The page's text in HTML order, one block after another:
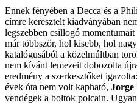
Ennek fényében a Decca és a
címre keresztelt kiadványában
legszebben csillogó
már többször, hol kisebb, hol
katalógusából a közelmúltban
nem kívánt lemezeit dobozolta
eredmény a szerkesztőket igazolta:
évek óta nem volt kapható, Jorge
vendégek a boltok polcain.